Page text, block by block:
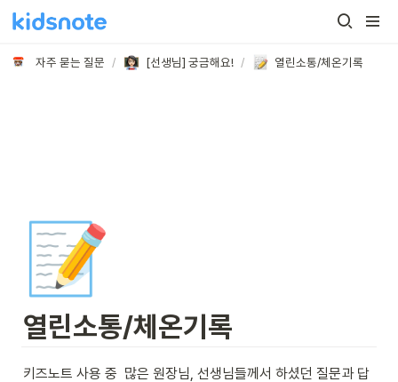
자주 묻는 질문 / [선생님] 궁금해요! / 열린소통/체온기록
📝
열린소통/체온기록
키즈노트 사용 중  많은 원장님, 선생님들께서 하셨던 질문과 답